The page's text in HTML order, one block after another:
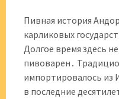
Пивная история
карликовых
Долгое время здесь
пивоварен․
импортировалось из
в последние